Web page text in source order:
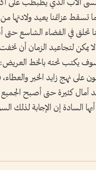
الأب الذي يطبطب على
عزائمنا يعيد ولادتها
في الفضاء الشاسع حتى
يمكن لتجاعيد الزمان أن
يكتب تحته بالخط العريض:
على نهج زايد الخير
كثيرة حتى أصبح الجميع
السادة إن الإجابة